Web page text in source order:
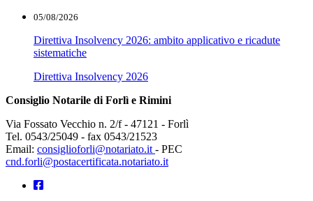
05/08/2026
Direttiva Insolvency 2026: ambito applicativo e ricadute
sistematiche
Direttiva Insolvency 2026
Consiglio Notarile di Forlì e Rimini
Via Fossato Vecchio n. 2/f - 47121 - Forlì
Tel. 0543/25049 - fax 0543/21523
Email: consiglioforli@notariato.it - PEC
cnd.forli@postacertificata.notariato.it